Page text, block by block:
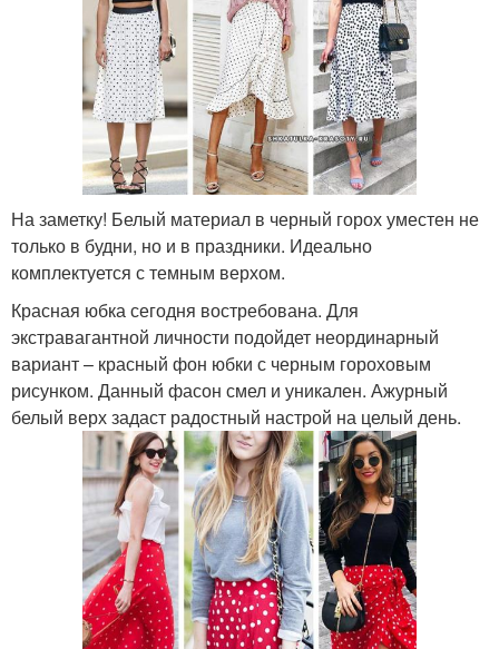
На заметку! Белый материал в черный горох уместен не
только в будни, но и в праздники. Идеально
комплектуется с темным верхом.
Красная юбка сегодня востребована. Для
экстравагантной личности подойдет неординарный
вариант – красный фон юбки с черным гороховым
рисунком. Данный фасон смел и уникален. Ажурный
белый верх задаст радостный настрой на целый день.